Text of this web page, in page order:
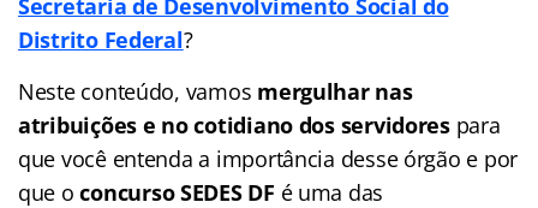
Secretaria de Desenvolvimento Social do
Distrito Federal?
Neste conteúdo, vamos mergulhar nas
atribuições e no cotidiano dos servidorespara
que você entenda a importância desse órgão e por
que oconcurso SEDES DF é uma das